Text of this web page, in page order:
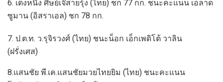
6. เต็งหนึ่ง ศิษย์เจ๊สายรุ้ง (ไทย) ชก 77 กก. ชนะคะแนน เอลาด
ซูมาน (อิสราเอล) ชก 78 กก.
7. ป.ต.ท. ว.รุจิรวงศ์ (ไทย) ชนะน็อก เอ็กเพดิโต้ วาลิน
(ฝรั่งเศส)
8.แสนชัย พี.เค.แสนชัยมวยไทยยิม (ไทย) ชนะคะแนน